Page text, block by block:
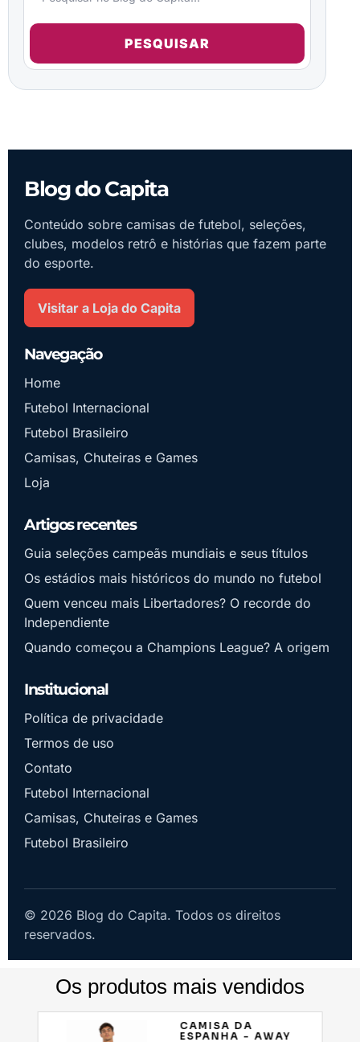
PESQUISAR
Blog do Capita
Conteúdo sobre camisas de futebol, seleções,
clubes, modelos retrô e histórias que fazem parte
do esporte.
Visitar a Loja do Capita
Navegação
Home
Futebol Internacional
Futebol Brasileiro
Camisas, Chuteiras e Games
Loja
Artigos recentes
Guia seleções campeãs mundiais e seus títulos
Os estádios mais históricos do mundo no futebol
Quem venceu mais Libertadores? O recorde do
Independiente
Quando começou a Champions League? A origem
Institucional
Política de privacidade
Termos de uso
Contato
Futebol Internacional
Camisas, Chuteiras e Games
Futebol Brasileiro
© 2026 Blog do Capita. Todos os direitos
reservados.